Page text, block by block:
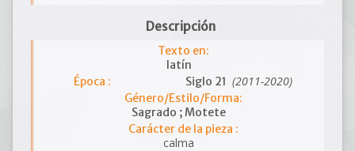
Descripción
Texto en:
latín
Época :
Siglo 21 (2011-2020)
Género/Estilo/Forma:
Sagrado ; Motete
Carácter de la pieza :
calma